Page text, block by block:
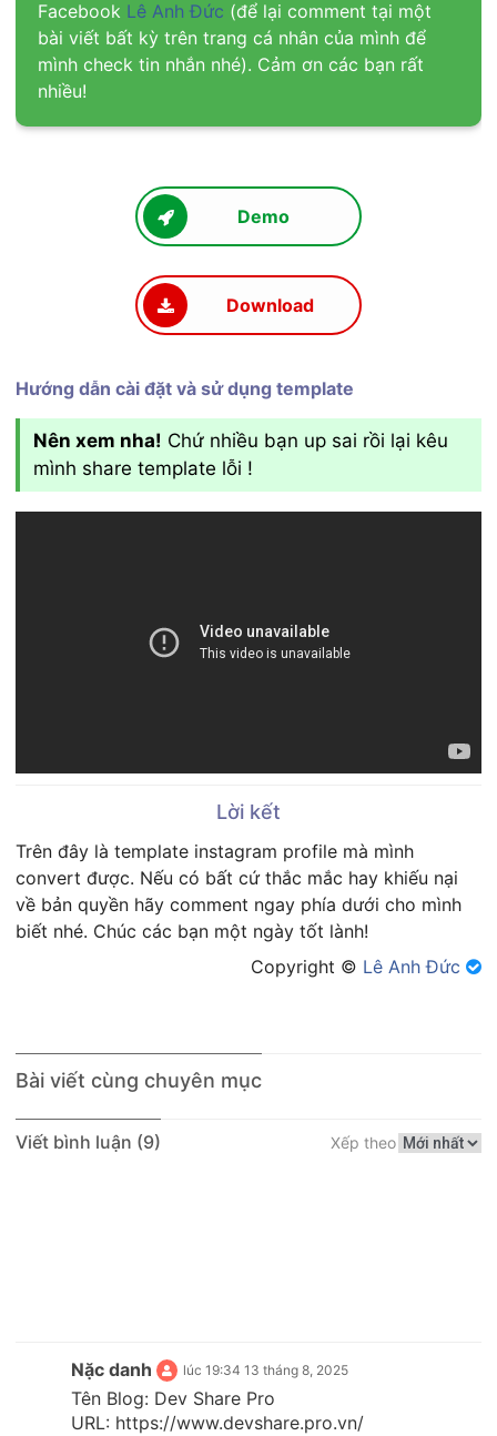
Facebook Lê Anh Đức (để lại comment tại một
bài viết bất kỳ trên trang cá nhân của mình để
mình check tin nhắn nhé). Cảm ơn các bạn rất
nhiều!
Demo
Download
Hướng dẫn cài đặt và sử dụng template
Nên xem nha! Chứ nhiều bạn up sai rồi lại kêu
mình share template lỗi !
Lời kết
Trên đây là template instagram profile mà mình
convert được. Nếu có bất cứ thắc mắc hay khiếu nại
về bản quyền hãy comment ngay phía dưới cho mình
biết nhé. Chúc các bạn một ngày tốt lành!
Copyright © Lê Anh Đức
Bài viết cùng chuyên mục
Viết bình luận (9) Xếp theo
Nặc danh lúc 19:34 13 tháng 8, 2025
Tên Blog: Dev Share Pro
URL: https://www.devshare.pro.vn/